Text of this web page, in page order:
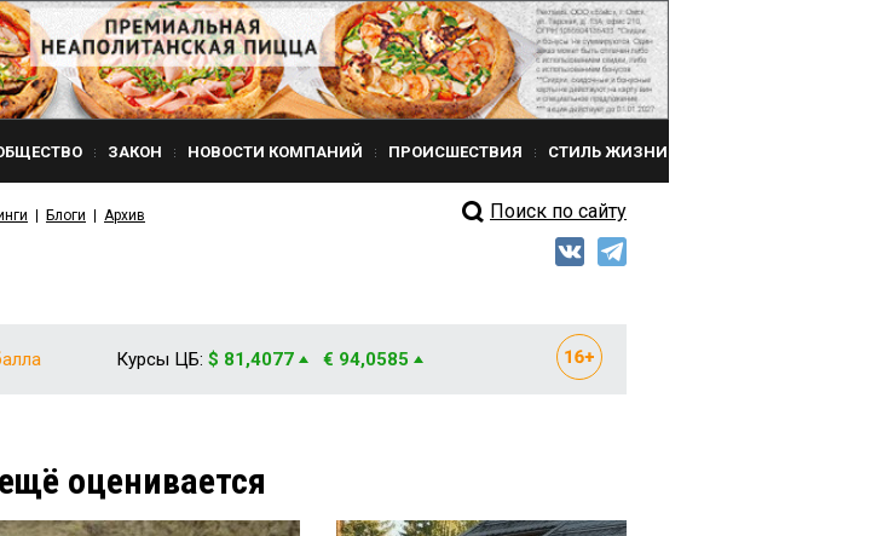
ЗАКОН НОВОСТИ КОМПАНИЙ ПРОИСШЕСТВИЯ СТИЛЬ ЖИЗНИ
Блоги Архив Поиск по сайту
Курсы ЦБ: $ 81,4077 € 94,0585
оценивается